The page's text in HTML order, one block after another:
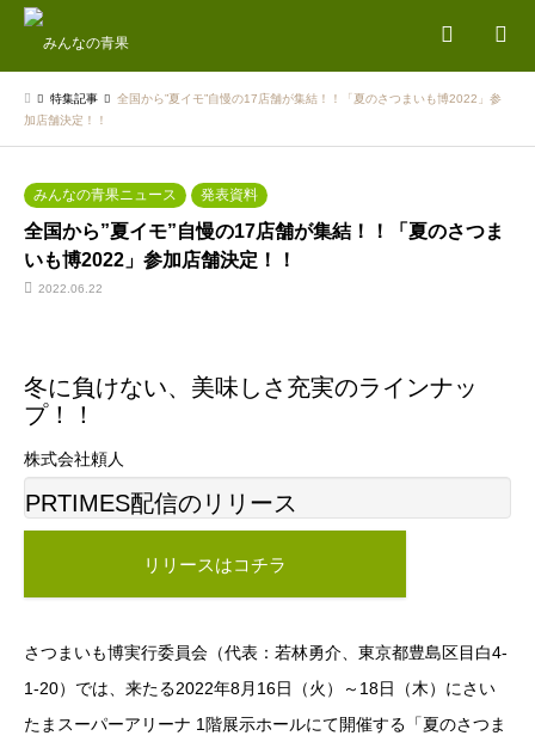
特集記事
全国から”夏イモ”自慢の17店舗が集結！！「夏のさつまいも博2022」参
加店舗決定！！
みんなの青果ニュース 発表資料
全国から”夏イモ”自慢の17店舗が集結！！「夏のさつま
いも博2022」参加店舗決定！！
2022.06.22
冬に負けない、美味しさ充実のラインナッ
プ！！
株式会社頼人
PRTIMES配信のリリース
リリースはコチラ
さつまいも博実行委員会（代表：若林勇介、東京都豊島区目白4-
1-20）では、来たる2022年8月16日（火）～18日（木）にさい
たまスーパーアリーナ 1階展示ホールにて開催する「夏のさつま